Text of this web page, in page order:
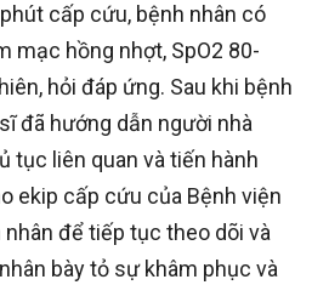
cấp cứu, bệnh nhân có
mạc hồng nhợt, SpO2 80-
hỏi đáp ứng. Sau khi bệnh
đã hướng dẫn người nhà
tục liên quan và tiến hành
ekip cấp cứu của Bệnh viện
để tiếp tục theo dõi và
bày tỏ sự khâm phục và